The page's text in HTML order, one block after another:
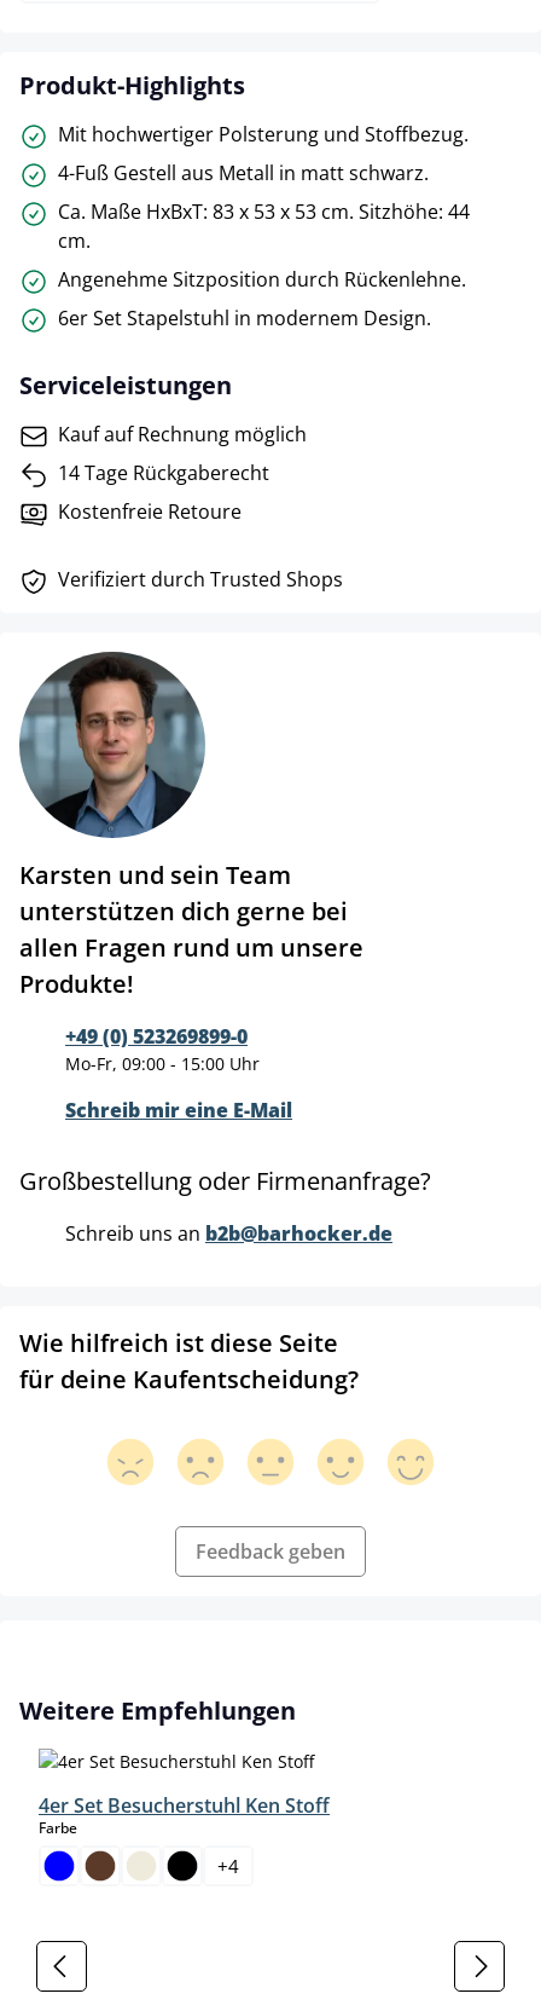
Produkt-Highlights
Mit hochwertiger Polsterung und Stoffbezug.
4-Fuß Gestell aus Metall in matt schwarz.
Ca. Maße HxBxT: 83 x 53 x 53 cm. Sitzhöhe: 44
cm.
Angenehme Sitzposition durch Rückenlehne.
6er Set Stapelstuhl in modernem Design.
Serviceleistungen
Kauf auf Rechnung möglich
14 Tage Rückgaberecht
Kostenfreie Retoure
Verifiziert durch Trusted Shops
Karsten und sein Team
unterstützen dich gerne bei
allen Fragen rund um unsere
Produkte!
+49 (0) 523269899-0
Mo-Fr, 09:00 - 15:00 Uhr
Schreib mir eine E-Mail
Großbestellung oder Firmenanfrage?
Schreib uns an b2b@barhocker.de
Wie hilfreich ist diese Seite
für deine Kaufentscheidung?
Feedback geben
Produktgalerie überspringen
Weitere Empfehlungen
4er Set Besucherstuhl Ken Stoff
Farbeauswählen
+4